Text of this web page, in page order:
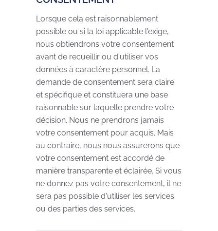
Lorsque cela est raisonnablement
possible ou si la loi applicable l'exige,
nous obtiendrons votre consentement
avant de recueillir ou d'utiliser vos
données à caractère personnel. La
demande de consentement sera claire
et spécifique et constituera une base
raisonnable sur laquelle prendre votre
décision. Nous ne prendrons jamais
votre consentement pour acquis. Mais
au contraire, nous nous assurerons que
votre consentement est accordé de
manière transparente et éclairée. Si vous
ne donnez pas votre consentement, il ne
sera pas possible d'utiliser les services
ou des parties des services.